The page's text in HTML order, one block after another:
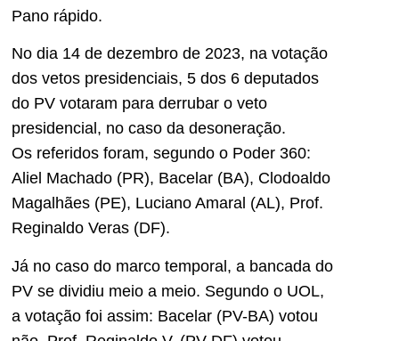
Pano rápido.
No dia 14 de dezembro de 2023, na votação
dos vetos presidenciais, 5 dos 6 deputados
do PV votaram para derrubar o veto
presidencial, no caso da desoneração.
Os referidos foram, segundo o Poder 360:
Aliel Machado (PR), Bacelar (BA), Clodoaldo
Magalhães (PE), Luciano Amaral (AL), Prof.
Reginaldo Veras (DF).
Já no caso do marco temporal, a bancada do
PV se dividiu meio a meio. Segundo o UOL,
a votação foi assim: Bacelar (PV-BA) votou